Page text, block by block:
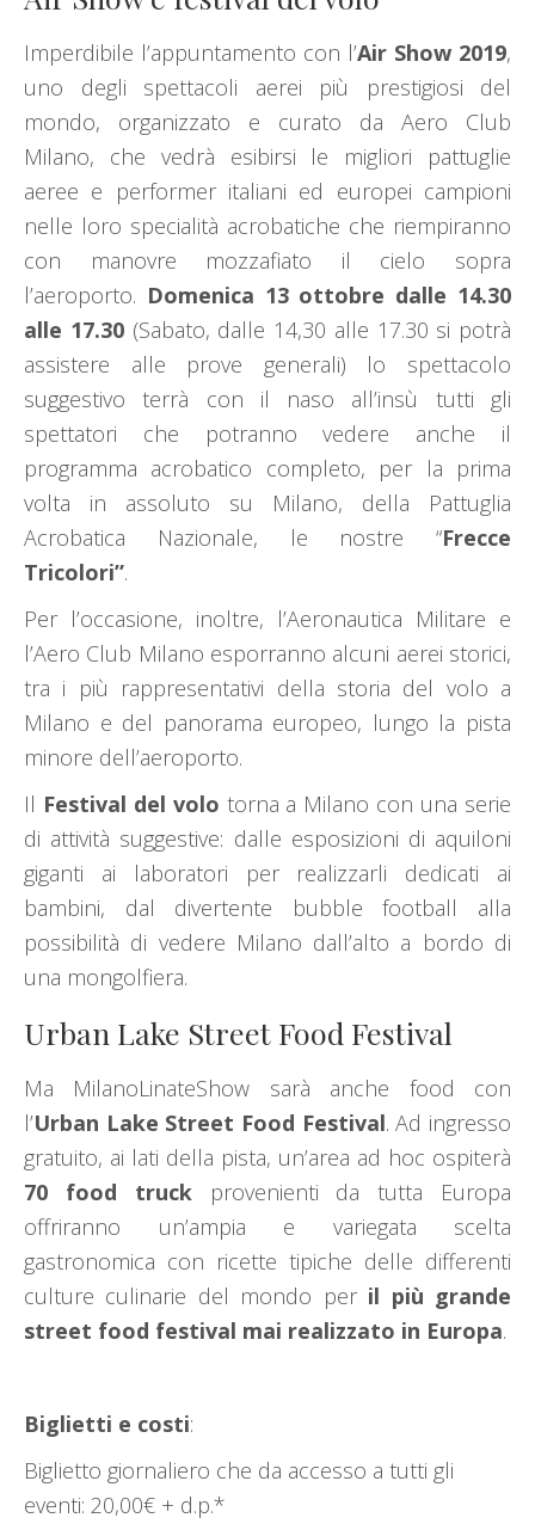
Imperdibile l’appuntamento con l’Air Show 2019,
uno degli spettacoli aerei più prestigiosi del
mondo, organizzato e curato da Aero Club
Milano, che vedrà esibirsi le migliori pattuglie
aeree e performer italiani ed europei campioni
nelle loro specialità acrobatiche che riempiranno
con manovre mozzafiato il cielo sopra
l’aeroporto. Domenica 13 ottobre dalle 14.30
alle 17.30(Sabato, dalle 14,30 alle 17.30 si potrà
assistere alle prove generali) lo spettacolo
suggestivo terrà con il naso all’insù tutti gli
spettatori che potranno vedere anche il
programma acrobatico completo, per la prima
volta in assoluto su Milano, della Pattuglia
Acrobatica Nazionale, le nostre “Frecce
Tricolori”.
Per l’occasione, inoltre, l’Aeronautica Militare e
l’Aero Club Milano esporranno alcuni aerei storici,
tra i più rappresentativi della storia del volo a
Milano e del panorama europeo, lungo la pista
minore dell’aeroporto.
Il Festival del volo torna a Milano con una serie
di attività suggestive: dalle esposizioni di aquiloni
giganti ai laboratori per realizzarli dedicati ai
bambini, dal divertente bubble football alla
possibilità di vedere Milano dall’alto a bordo di
una mongolfiera.
Urban Lake Street Food Festival
Ma MilanoLinateShow sarà anche food con
l’Urban Lake Street Food Festival. Ad ingresso
gratuito, ai lati della pista, un’area ad hoc ospiterà
70 food truckprovenienti da tutta Europa
offriranno un’ampia e variegata scelta
gastronomica con ricette tipiche delle differenti
culture culinarie del mondo per il più grande
street food festival mai realizzato in Europa.
Biglietti e costi:
Biglietto giornaliero che da accesso a tutti gli
eventi: 20,00€ + d.p.*